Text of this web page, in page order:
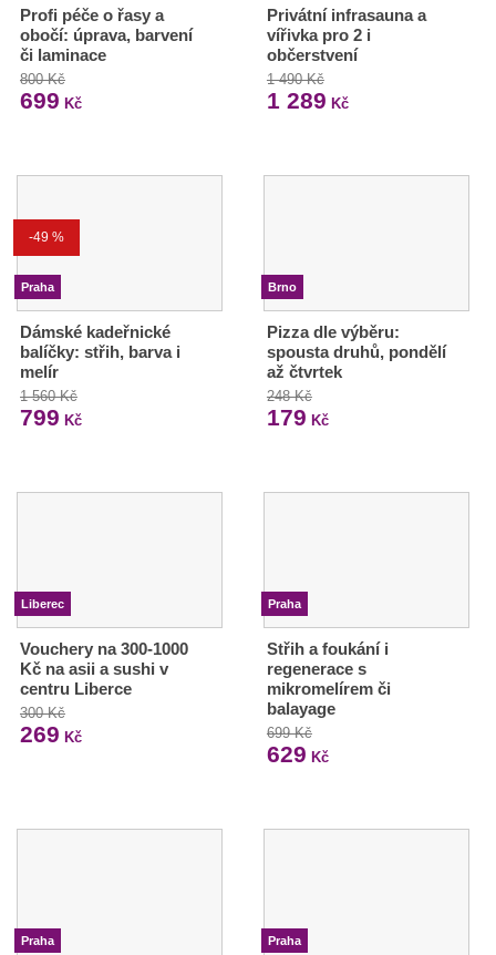
Profi péče o řasy a
obočí: úprava, barvení
či laminace
800 Kč
699 Kč
Privátní infrasauna a
vířivka pro 2 i
občerstvení
1 490 Kč
1 289 Kč
-49 %
Praha
Dámské kadeřnické
balíčky: střih, barva i
melír
1 560 Kč
799 Kč
Brno
Pizza dle výběru:
spousta druhů, pondělí
až čtvrtek
248 Kč
179 Kč
Liberec
Vouchery na 300-1000
Kč na asii a sushi v
centru Liberce
300 Kč
269 Kč
Praha
Střih a foukání i
regenerace s
mikromelírem či
balayage
699 Kč
629 Kč
Praha Praha